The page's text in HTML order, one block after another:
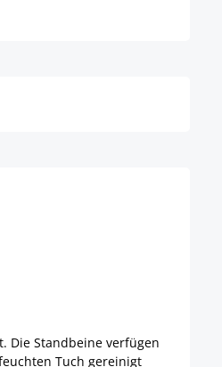
Die Standbeine verfügen
Tuch gereinigt